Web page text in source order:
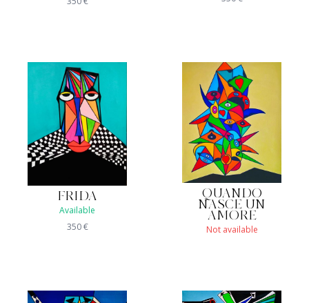
FRIDA
Available
350€
QUANDO
NASCE UN
AMORE
Not available